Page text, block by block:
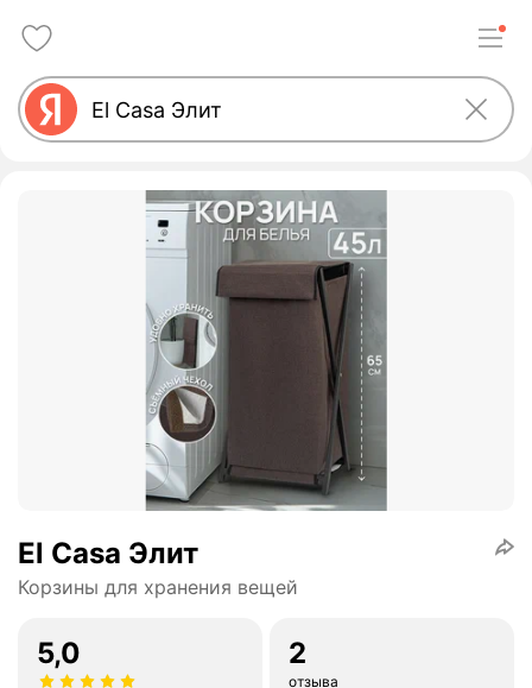
El Casa Элит
Корзины для хранения вещей
5,0 2
отзыва